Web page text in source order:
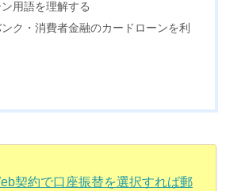
用語を理解する
ク・消費者金融のカードローンを利
契約で口座振替を選択すれば郵